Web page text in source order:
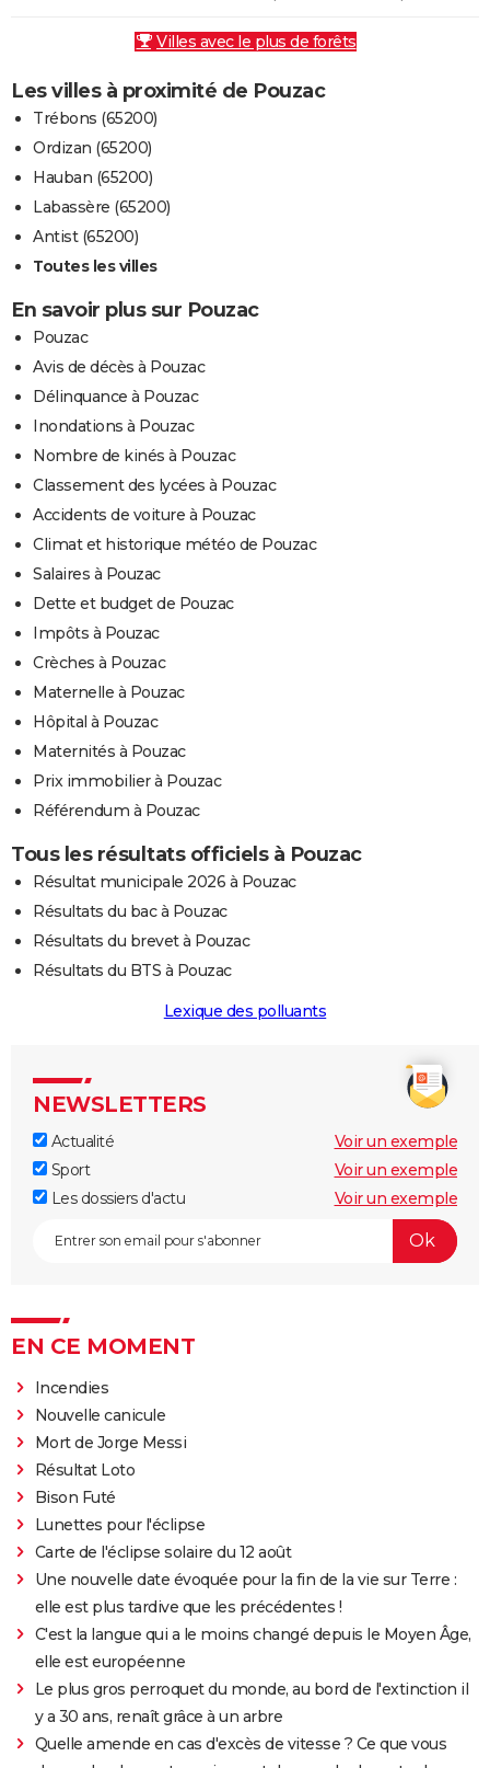
Villes avec le plus de forêts
Les villes à proximité de Pouzac
Trébons (65200)
Ordizan (65200)
Hauban (65200)
Labassère (65200)
Antist (65200)
Toutes les villes
En savoir plus sur Pouzac
Pouzac
Avis de décès à Pouzac
Délinquance à Pouzac
Inondations à Pouzac
Nombre de kinés à Pouzac
Classement des lycées à Pouzac
Accidents de voiture à Pouzac
Climat et historique météo de Pouzac
Salaires à Pouzac
Dette et budget de Pouzac
Impôts à Pouzac
Crèches à Pouzac
Maternelle à Pouzac
Hôpital à Pouzac
Maternités à Pouzac
Prix immobilier à Pouzac
Référendum à Pouzac
Tous les résultats officiels à Pouzac
Résultat municipale 2026 à Pouzac
Résultats du bac à Pouzac
Résultats du brevet à Pouzac
Résultats du BTS à Pouzac
Lexique des polluants
NEWSLETTERS
Actualité
Voir un exemple
Sport
Voir un exemple
Les dossiers d'actu
Voir un exemple
EN CE MOMENT
Incendies
Nouvelle canicule
Mort de Jorge Messi
Résultat Loto
Bison Futé
Lunettes pour l'éclipse
Carte de l'éclipse solaire du 12 août
Une nouvelle date évoquée pour la fin de la vie sur Terre :
elle est plus tardive que les précédentes !
C'est la langue qui a le moins changé depuis le Moyen Âge,
elle est européenne
Le plus gros perroquet du monde, au bord de l'extinction il
y a 30 ans, renaît grâce à un arbre
Quelle amende en cas d'excès de vitesse ? Ce que vous